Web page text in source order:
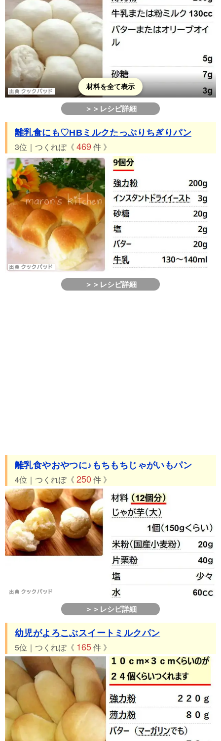
材料を全て表示
＞＞レシピ詳細
離乳食にも♡HBミルクたっぷりちぎりパン
3位｜つくれぽ《 469 件 》
＞＞レシピ詳細
離乳食やおやつに♪もちもちじゃがいもパン
4位｜つくれぽ《 250 件 》
＞＞レシピ詳細
幼児がよろこぶスイートミルクパン
5位｜つくれぽ《 165件 》